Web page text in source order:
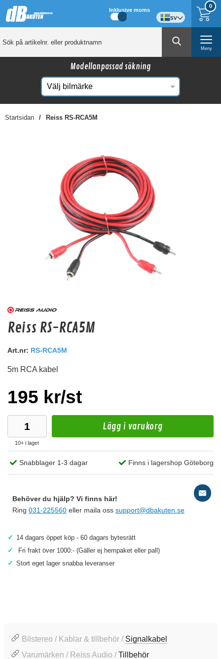
0
Inklusive moms
sv
Meny
Modellanpassad sökning
Startsidan Reiss RS-RCA5M
dig?
dBVOXMFM1
Finns i lagershop Göteborg
Reiss RS-RCA5M
Art.nr: RS-RCA5M
5m RCA kabel
195 kr/st
10+ i lager
Lägg i varukorg
Snabblager 1-3 dagar Finns i lagershop Göteborg
Behöver du hjälp? Vi finns här!
Ring 031-225560 eller maila oss support@dbakuten.se
✓ 14 dagars öppet köp - 60 dagars bytesrätt
✓ Fri frakt över 1000:- (Gäller ej hempaket eller pall)
✓ Stort eget lager snabba leveranser
Bilstereo / Kablar & tillbehör / Signalkabel
Varumärken / Reiss Audio /Tillbehör